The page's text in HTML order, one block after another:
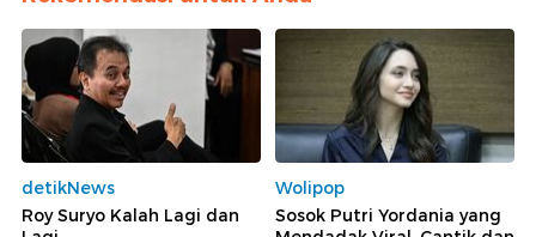
detikNews
Roy Suryo Kalah Lagi dan
Wolipop
Sosok Putri Yordania yang